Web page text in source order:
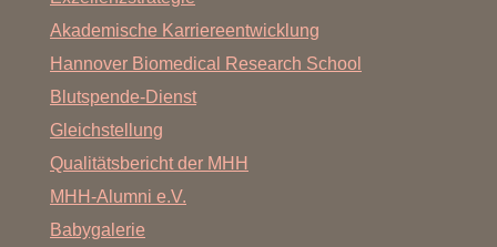
Akademische Karriereentwicklung
Hannover Biomedical Research School
Blutspende-Dienst
Gleichstellung
Qualitätsbericht der MHH
MHH-Alumni e.V.
Babygalerie